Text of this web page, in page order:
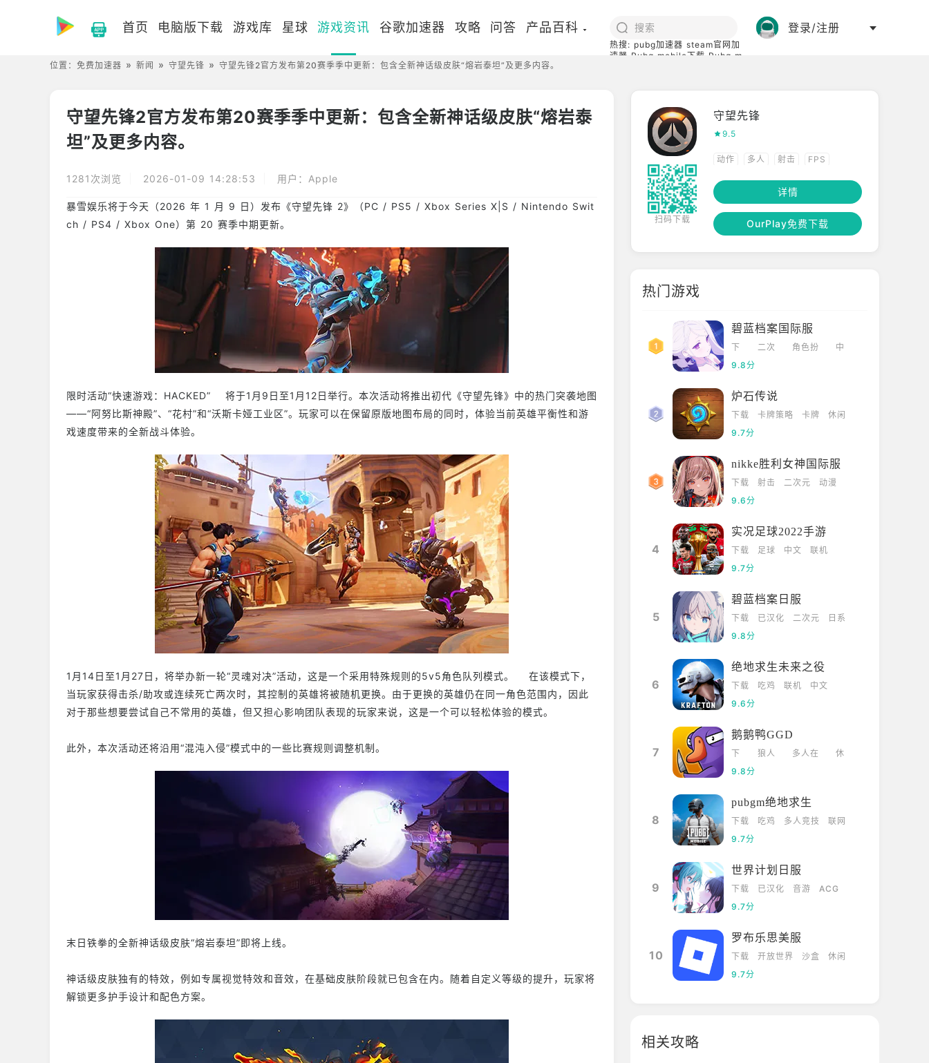
首页 电脑版下载 游戏库 星球 游戏资讯 谷歌加速器 攻略 问答 产品百科
热搜: pubg加速器 steam官网加
速器 Pubg mobile下载 Pubg m
登录/注册
位置： 免费加速器 新闻 守望先锋 守望先锋2官方发布第20赛季季中更新：包含全新神话级皮肤“熔岩泰坦”及更多内容。
守望先锋2官方发布第20赛季季中更新：包含全新神话级皮肤“熔岩泰
坦”及更多内容。
1281次浏览 2026-01-09 14:28:53 用户：Apple
暴雪娱乐将于今天（2026 年 1 月 9 日）发布《守望先锋 2》（PC / PS5 / Xbox Series X|S / Nintendo Swit
ch / PS4 / Xbox One）第 20 赛季中期更新。
限时活动“快速游戏：HACKED” 将于1月9日至1月12日举行。本次活动将推出初代《守望先锋》中的热门突袭地图
——“阿努比斯神殿”、“花村”和“沃斯卡娅工业区”。玩家可以在保留原版地图布局的同时，体验当前英雄平衡性和游
戏速度带来的全新战斗体验。
1月14日至1月27日，将举办新一轮“灵魂对决”活动，这是一个采用特殊规则的5v5角色队列模式。 在该模式下，
当玩家获得击杀/助攻或连续死亡两次时，其控制的英雄将被随机更换。由于更换的英雄仍在同一角色范围内，因此
对于那些想要尝试自己不常用的英雄，但又担心影响团队表现的玩家来说，这是一个可以轻松体验的模式。
此外，本次活动还将沿用“混沌入侵”模式中的一些比赛规则调整机制。
末日铁拳的全新神话级皮肤“熔岩泰坦”即将上线。
神话级皮肤独有的特效，例如专属视觉特效和音效，在基础皮肤阶段就已包含在内。随着自定义等级的提升，玩家将
解锁更多护手设计和配色方案。
扫码下载
守望先锋
9.5
动作 多人 射击 FPS
竞技 第一人称详情
OurPlay免费下载
热门游戏
碧蓝档案国际服
下
载
二次
角色扮
中
9.8分
炉石传说
下载 卡牌策略 卡牌
休闲
9.7分
nikke胜利女神国际服
下载 射击 二次元
动漫
9.6分
4
实况足球2022手游
下载 足球 中文
联机
9.7分
5
碧蓝档案日服
下载 已汉化 二次元
日系
9.8分
6
绝地求生未来之役
下载 吃鸡 联机
中文
9.6分
7
鹅鹅鸭GGD
下
载
狼人
多人在
休
9.8分
8
pubgm绝地求生
下载 吃鸡 多人竞技
联网
9.7分
9
世界计划日服
下载 已汉化 音游
ACG
9.7分
10
罗布乐思美服
下载 开放世界 沙盒
休闲
9.7分
相关攻略